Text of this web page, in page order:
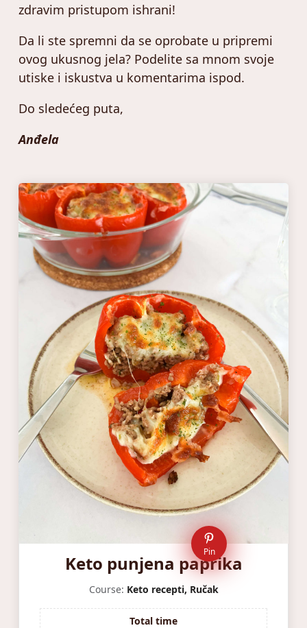
zdravim pristupom ishrani!
Da li ste spremni da se oprobate u pripremi
ovog ukusnog jela? Podelite sa mnom svoje
utiske i iskustva u komentarima ispod.
Do sledećeg puta,
Anđela
Pin
Keto punjena paprika
Course: Keto recepti, Ručak
Total time